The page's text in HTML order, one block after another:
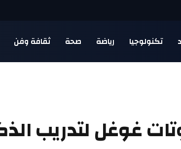
تكنولوجيا رياضة صحة ثقافة وفن
غوغل لتدريب